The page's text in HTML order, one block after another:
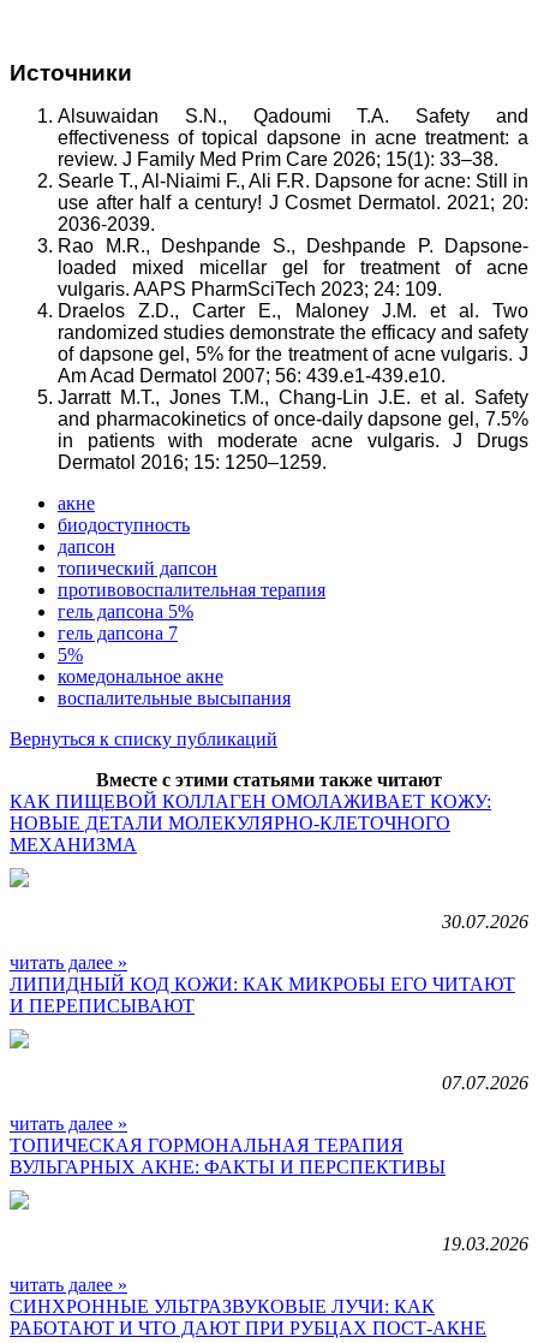
Источники
Alsuwaidan S.N., Qadoumi T.A. Safety and
effectiveness of topical dapsone in acne treatment: a
review. J Family Med Prim Care 2026; 15(1): 33–38.
Searle T., Al-Niaimi F., Ali F.R. Dapsone for acne: Still in
use after half a century! J Cosmet Dermatol. 2021; 20:
2036-2039.
Rao M.R., Deshpande S., Deshpande P. Dapsone-
loaded mixed micellar gel for treatment of acne
vulgaris. AAPS PharmSciTech 2023; 24: 109.
Draelos Z.D., Carter E., Maloney J.M. et al. Two
randomized studies demonstrate the efficacy and safety
of dapsone gel, 5% for the treatment of acne vulgaris. J
Am Acad Dermatol 2007; 56: 439.e1-439.e10.
Jarratt M.T., Jones T.M., Chang-Lin J.E. et al. Safety
and pharmacokinetics of once-daily dapsone gel, 7.5%
in patients with moderate acne vulgaris. J Drugs
Dermatol 2016; 15: 1250–1259.
акне
биодоступность
дапсон
топический дапсон
противовоспалительная терапия
гель дапсона 5%
гель дапсона 7
5%
комедональное акне
воспалительные высыпания
Вернуться к списку публикаций
Вместе с этими статьями также читают
КАК ПИЩЕВОЙ КОЛЛАГЕН ОМОЛАЖИВАЕТ КОЖУ:
НОВЫЕ ДЕТАЛИ МОЛЕКУЛЯРНО-КЛЕТОЧНОГО
МЕХАНИЗМА
30.07.2026
читать далее »
ЛИПИДНЫЙ КОД КОЖИ: КАК МИКРОБЫ ЕГО ЧИТАЮТ
И ПЕРЕПИСЫВАЮТ
07.07.2026
читать далее »
ТОПИЧЕСКАЯ ГОРМОНАЛЬНАЯ ТЕРАПИЯ
ВУЛЬГАРНЫХ АКНЕ: ФАКТЫ И ПЕРСПЕКТИВЫ
19.03.2026
читать далее »
СИНХРОННЫЕ УЛЬТРАЗВУКОВЫЕ ЛУЧИ: КАК
РАБОТАЮТ И ЧТО ДАЮТ ПРИ РУБЦАХ ПОСТ-АКНЕ